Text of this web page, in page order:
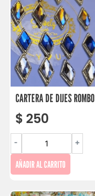
CARTERA DE DIJES ROMBO
$ 250
- +
AÑADIR AL CARRITO